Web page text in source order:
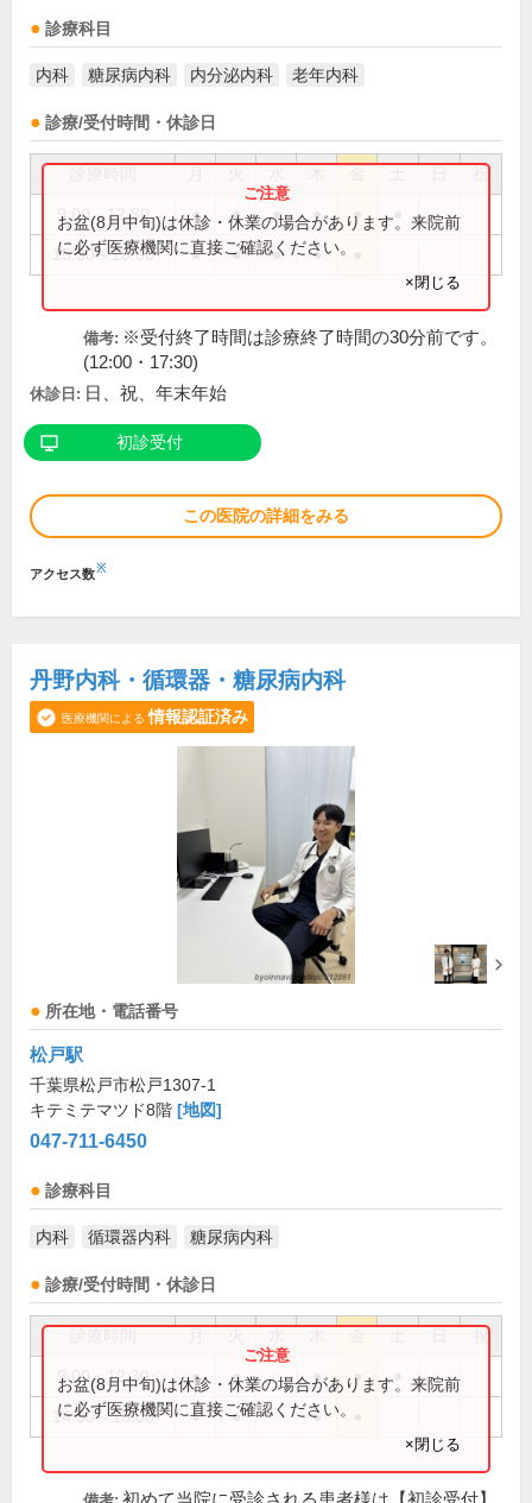
診療科目
内科 糖尿病内科 内分泌内科 老年内科
診療/受付時間・休診日
祝
9:00～12:30 ● ● ● ● ●
15:00～18:00 ● ● ● ●
お盆(8月中旬)は休診・休業の場合があります。来院前
に必ず医療機関に直接ご確認ください。
×閉じる
備考: ※受付終了時間は診療終了時間の30分前です。
(12:00・17:30)
休診日: 日、祝、年末年始
初診受付
この医院の詳細をみる
アクセス数※
丹野内科・循環器・糖尿病内科
医療機関による 情報認証済み
所在地・電話番号
松戸駅
千葉県松戸市松戸1307-1
キテミテマツド8階 [地図]
047-711-6450
診療科目
内科 循環器内科 糖尿病内科
診療/受付時間・休診日
祝
9:00～12:30 ● ● ● ●
14:30～18:00 ● ● ●
お盆(8月中旬)は休診・休業の場合があります。来院前
に必ず医療機関に直接ご確認ください。
×閉じる